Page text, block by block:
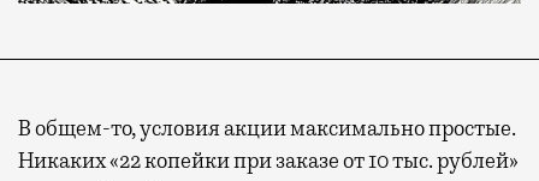
В общем-то, условия акции максимально простые.
Никаких «22 копейки при заказе от 10 тыс. рублей»